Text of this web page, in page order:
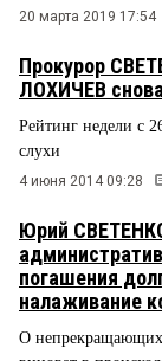
20 марта 2019 17:54
Прокурор
ЛОХИЧЕВ
Рейтинг недели с
слухи
4 июня 2014 09:28
Юрий
погашения
налаживание
О